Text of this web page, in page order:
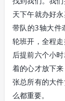
天下午就办好
带队的3轴大件
轮班开，全程
后提前六个小
着的心才放下
张总所有的大
么都重要。